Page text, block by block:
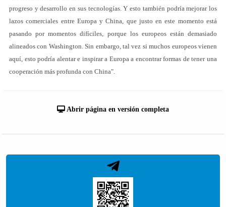
progreso y desarrollo en sus tecnologías. Y esto también podría mejorar los
lazos comerciales entre Europa y China, que justo en este momento está
pasando por momentos difíciles, porque los europeos están demasiado
alineados con Washington. Sin embargo, tal vez si muchos europeos vienen
aquí, esto podría alentar e inspirar a Europa a encontrar formas de tener una
cooperación más profunda con China".
Abrir página en versión completa